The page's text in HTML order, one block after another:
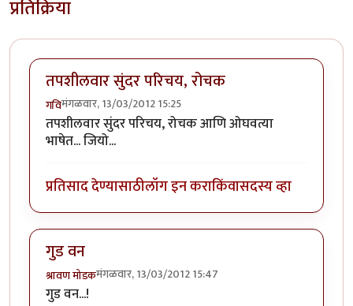
प्रतिक्रिया
तपशीलवार सुंदर परिचय, रोचक
गविमंगळवार, 13/03/2012 15:25
तपशीलवार सुंदर परिचय, रोचक आणि ओघवत्या
भाषेत... जियो...
प्रतिसाद देण्यासाठीलॉग इन कराकिंवासदस्य व्हा
गुड वन
श्रावण मोडकमंगळवार, 13/03/2012 15:47
गुड वन...!